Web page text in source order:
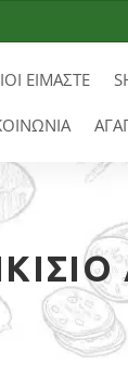
ΕΙΜΑΣΤΕ